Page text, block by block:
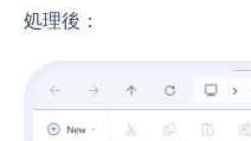
処理後：